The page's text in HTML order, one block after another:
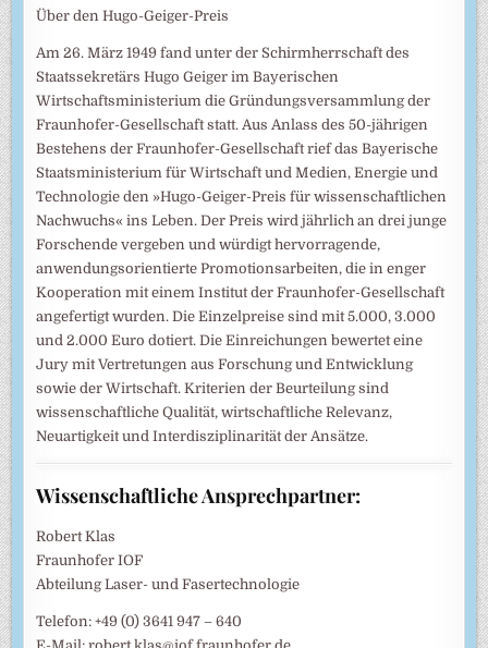
Über den Hugo-Geiger-Preis
Am 26. März 1949 fand unter der Schirmherrschaft des
Staatssekretärs Hugo Geiger im Bayerischen
Wirtschaftsministerium die Gründungsversammlung der
Fraunhofer-Gesellschaft statt. Aus Anlass des 50-jährigen
Bestehens der Fraunhofer-Gesellschaft rief das Bayerische
Staatsministerium für Wirtschaft und Medien, Energie und
Technologie den »Hugo-Geiger-Preis für wissenschaftlichen
Nachwuchs« ins Leben. Der Preis wird jährlich an drei junge
Forschende vergeben und würdigt hervorragende,
anwendungsorientierte Promotionsarbeiten, die in enger
Kooperation mit einem Institut der Fraunhofer-Gesellschaft
angefertigt wurden. Die Einzelpreise sind mit 5.000, 3.000
und 2.000 Euro dotiert. Die Einreichungen bewertet eine
Jury mit Vertretungen aus Forschung und Entwicklung
sowie der Wirtschaft. Kriterien der Beurteilung sind
wissenschaftliche Qualität, wirtschaftliche Relevanz,
Neuartigkeit und Interdisziplinarität der Ansätze.
Wissenschaftliche Ansprechpartner:
Robert Klas
Fraunhofer IOF
Abteilung Laser- und Fasertechnologie
Telefon: +49 (0) 3641 947 – 640
E-Mail: robert.klas@iof.fraunhofer.de